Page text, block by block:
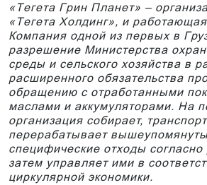
«Тегета Грин Планет» –
«Тегета Холдинг», и
Компания одной из первых в
разрешение Министерства
среды и сельского хозяйства в
расширенного обязательства
обращению с отработанными
маслами и аккумуляторами. На
организация собирает,
перерабатывает
специфические отходы
затем управляет ими в
циркулярной экономики.